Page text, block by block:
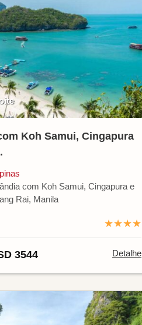
Koh Samui, Cingapura
com Koh Samui, Cingapura e
Rai, Manila
★★★★
3544 Detalhe